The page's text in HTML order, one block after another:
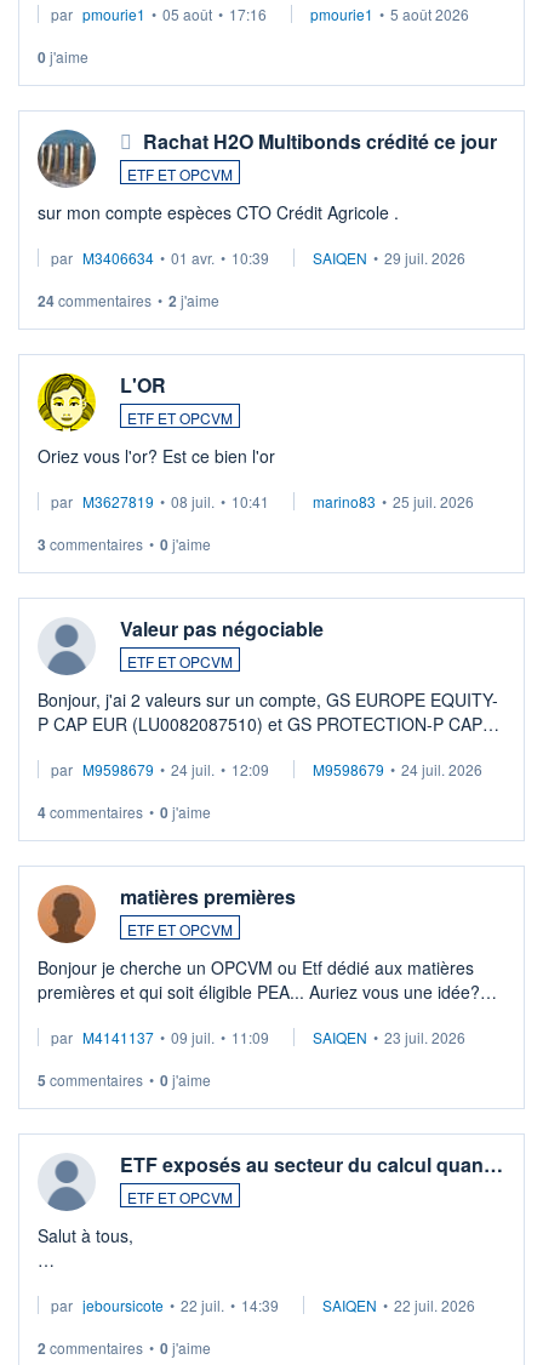
par pmourie1 • 05 août • 17:16 pmourie1 • 5 août 2026
0j'aime
Rachat H2O Multibonds crédité ce jour
ETF ET OPCVM
sur mon compte espèces CTO Crédit Agricole .
par M3406634 • 01 avr. • 10:39 SAIQEN • 29 juil. 2026
24commentaires • 2 j'aime
L'OR
ETF ET OPCVM
Oriez vous l'or? Est ce bien l'or
par M3627819 • 08 juil. • 10:41 marino83 • 25 juil. 2026
3 commentaires • 0j'aime
Valeur pas négociable
ETF ET OPCVM
Bonjour, j'ai 2 valeurs sur un compte, GS EUROPE EQUITY-
P CAP EUR (LU0082087510) et GS PROTECTION-P CAP
veux procéder à la vente, on me signale ...
par M9598679 • 24 juil. • 12:09 M9598679 • 24 juil. 2026
4commentaires • 0j'aime
matières premières
ETF ET OPCVM
Bonjour je cherche un OPCVM ou Etf dédié aux matières
premières et qui soit éligible PEA... Auriez vous une idée?
par M4141137 • 09 juil. • 11:09 SAIQEN • 23 juil. 2026
5 commentaires • 0j'aime
ETF exposés au secteur du calcul quan…
ETF ET OPCVM
Salut à tous,
via un ETF plutôt que des actions individuelles.
Idéalement, je voudrais qu'il soit éligible au PEA.
par jeboursicote • 22 juil. • 14:39 SAIQEN • 22 juil. 2026
2 commentaires • 0j'aime